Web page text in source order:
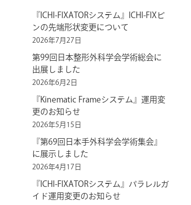
『ICHI-FIXATORシステム』ICHI-FIXピ
ンの先端形状変更について
2026年7月27日
第99回日本整形外科学会学術総会に
出展しました
2026年6月2日
『Kinematic Frameシステム』運用変
更のお知らせ
2026年5月15日
『第69回日本手外科学会学術集会』
に展示しました
2026年4月17日
『ICHI-FIXATORシステム』パラレルガ
イド運用変更のお知らせ